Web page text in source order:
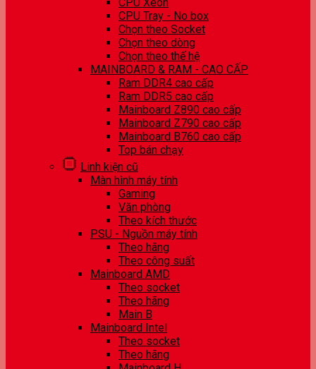
CPU Tray - No box
Chọn theo Socket
Chọn theo dòng
Chọn theo thế hệ
MAINBOARD & RAM - CAO CẤP
Ram DDR4 cao cấp
Ram DDR5 cao cấp
Mainboard Z890 cao cấp
Mainboard Z790 cao cấp
Mainboard B760 cao cấp
Top bán chạy
Linh kiện cũ
Màn hình máy tính
Gaming
Văn phòng
Theo kích thước
PSU - Nguồn máy tính
Theo hãng
Theo công suất
Mainboard AMD
Theo socket
Theo hãng
Main B
Mainboard Intel
Theo socket
Theo hãng